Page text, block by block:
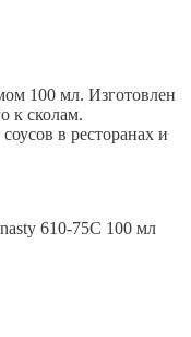
100 мл. Изготовлен
к сколам.
в ресторанах и
610-75C 100 мл